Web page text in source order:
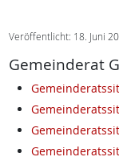
Veröffentlicht: 18. Juni
Gemeinderat